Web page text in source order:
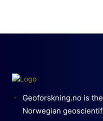
Geoforskning.no is
Norwegian